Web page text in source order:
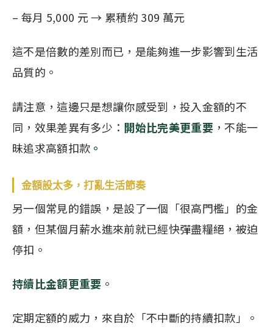
– 每月 5,000 元 → 累積約 309 萬元
這不是倍數的差別而已，是能夠進一步影響到生活
品質的。
請注意，這邊只是想讓你感受到，投入金額的不
同，效果差異有多少： 開始比完美更重要 ，不能一
昧追求高額扣款 。
金額設太多，打亂生活節奏
另一個常見的錯誤，是設了一個「很高門檻」的金
額，但某個月薪水進來前就已經快彈盡糧絕，被迫
停扣。
持續比金額更重要 。
定期定額的威力，來自於「不中斷的持續扣款」。